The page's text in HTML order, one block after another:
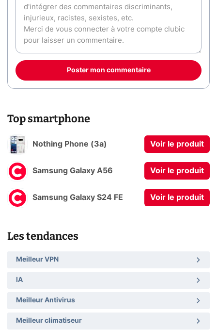
Poster mon commentaire
Top smartphone
Nothing Phone (3a) Voir le produit
Samsung Galaxy A56 Voir le produit
Samsung Galaxy S24 FE Voir le produit
Les tendances
Meilleur VPN
IA
Meilleur Antivirus
Meilleur climatiseur